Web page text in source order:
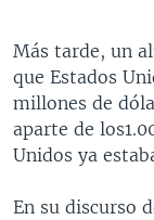
Más tarde, un
que Estados
millones de
aparte de
Unidos ya
En su discurso